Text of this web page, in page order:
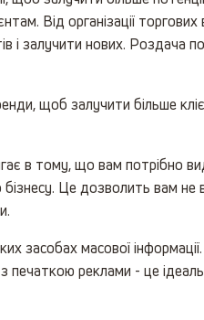
Від організації
залучити нових. Роздача
щоб залучити більше
в тому, що вам потрібно
Це дозволить вам не
засобах масової інформації.
реклами - це